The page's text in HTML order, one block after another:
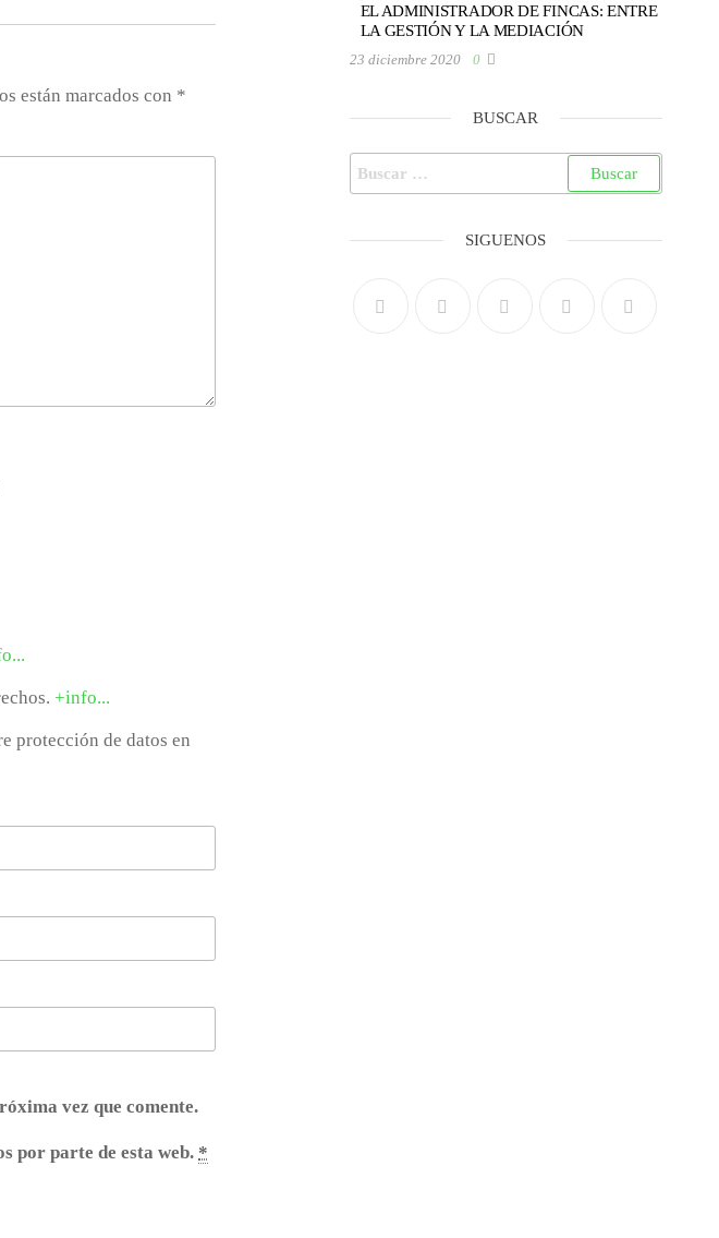
están marcados con *
+info...
protección de datos en
vez que comente.
por parte de esta web. *
EL ADMINISTRADOR DE FINCAS: ENTRE
LA GESTIÓN Y LA MEDIACIÓN
23 diciembre 2020 0
BUSCAR
SIGUENOS